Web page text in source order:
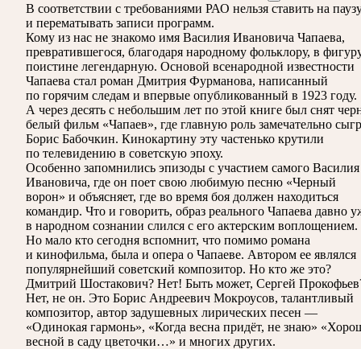
В соответствии с требованиями РАО нельзя ставить на
и перематывать записи программ.
Кому из нас не знакомо имя Василия Ивановича Чапаева,
превратившегося, благодаря народному фольклору, в
поистине легендарную. Основой всенародной известности
Чапаева стал роман Дмитрия Фурманова, написанный
по горячим следам и впервые опубликованный в 1923 году.
А через десять с небольшим лет по этой книге был снят
белый фильм «Чапаев», где главную роль замечательно
Борис Бабочкин. Кинокартину эту частенько крутили
по телевидению в советскую эпоху.
Особенно запомнились эпизоды с участием самого Василия
Ивановича, где он поет свою любимую песню «Черный
ворон» и объясняет, где во время боя должен находиться
командир. Что и говорить, образ реального Чапаева давно
в народном сознании слился с его актерским воплощением.
Но мало кто сегодня вспомнит, что помимо романа
и кинофильма, была и опера о Чапаеве. Автором ее являлся
популярнейший советский композитор. Но кто же это?
Дмитрий Шостакович? Нет! Быть может, Сергей
Нет, не он. Это Борис Андреевич Мокроусов, талантливый
композитор, автор задушевных лирических песен —
«Одинокая гармонь», «Когда весна придёт, не знаю»
весной в саду цветочки…» и многих других.